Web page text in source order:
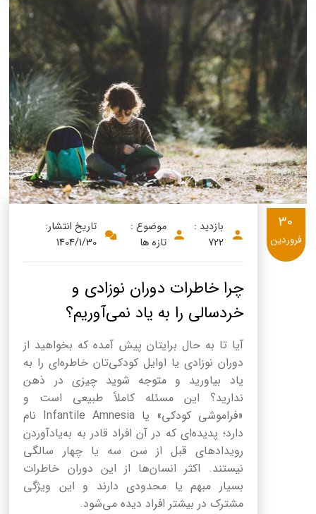
بازدید :
722
موضوع :
تازه ها
تاریخ انتشار:
1404/1/30
چرا خاطرات دوران نوزادی و
خردسالی را به یاد نمی‌آوریم؟
آیا تا به حال برایتان پیش آمده که بخواهید از
دوران نوزادی یا اوایل کودکی‌تان خاطره‌ای را به
یاد بیاورید و متوجه شوید چیزی در ذهن
ندارید؟ این مسئله کاملاً طبیعی است و
«فراموشی کودکی» یا Infantile Amnesia نام
دارد؛ پدیده‌ای که در آن افراد قادر به به‌یادآوردن
رویدادهای قبل از سن سه یا چهار سالگی
نیستند. اکثر انسان‌ها از این دوران خاطرات
بسیار مبهم یا محدودی دارند و این ویژگی
مشترک در بیشتر افراد دیده می‌شود.
30
فروردین